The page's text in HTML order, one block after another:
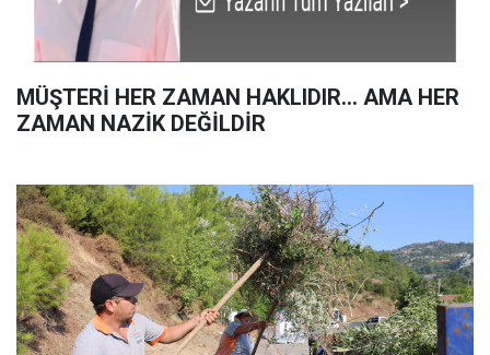
MÜŞTERİ HER ZAMAN HAKLIDIR… AMA HER
ZAMAN NAZİK DEĞİLDİR